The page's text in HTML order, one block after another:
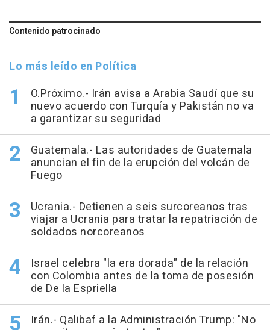
Contenido patrocinado
Lo más leído en Política
O.Próximo.- Irán avisa a Arabia Saudí que su
nuevo acuerdo con Turquía y Pakistán no va
a garantizar su seguridad
Guatemala.- Las autoridades de Guatemala
anuncian el fin de la erupción del volcán de
Fuego
Ucrania.- Detienen a seis surcoreanos tras
viajar a Ucrania para tratar la repatriación de
soldados norcoreanos
Israel celebra "la era dorada" de la relación
con Colombia antes de la toma de posesión
de De la Espriella
Irán.- Qalibaf a la Administración Trump: "No